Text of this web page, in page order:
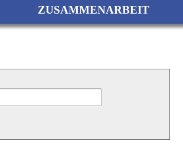
ZUSAMMENARBEIT